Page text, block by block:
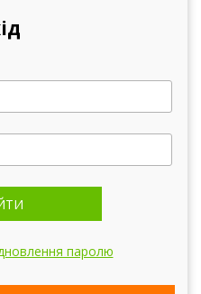
паролю